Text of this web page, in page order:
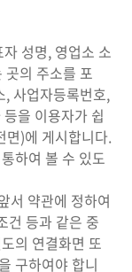
성명, 영업소 소
곳의 주소를 포
, 사업자등록번호,
을 이용자가 쉽
면)에 게시합니다.
하여 볼 수 있도
서 약관에 정하여
건 등과 같은 중
의 연결화면 또
구하여야 합니